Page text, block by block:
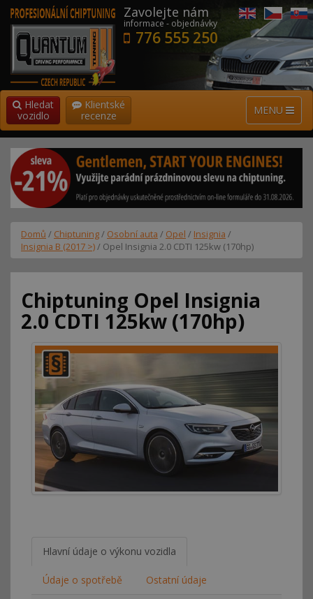
Zavolejte nám
informace - objednávky
776 555 250
MENU
Hledat
vozidlo
Klientské
recenze
Domů / Chiptuning/ Osobní auta / Opel / Insignia /
Insignia B (2017 >)/ Opel Insignia 2.0 CDTI 125kw (170hp)
Chiptuning Opel Insignia
2.0 CDTI 125kw (170hp)
Hlavní údaje o výkonu vozidla
Údaje o spotřebě Ostatní údaje